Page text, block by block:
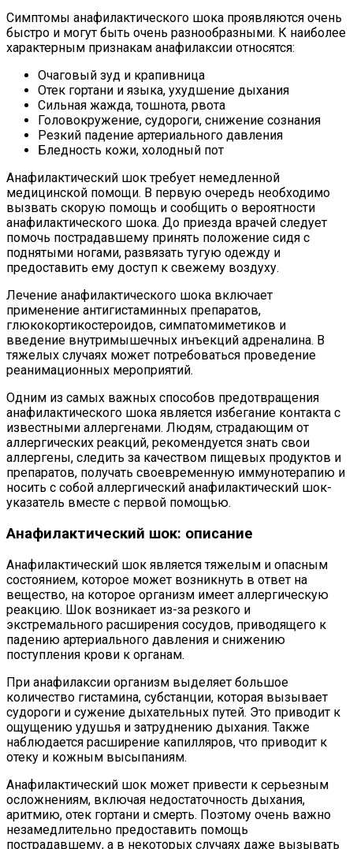
Симптомы анафилактического шока проявляются очень
быстро и могут быть очень разнообразными. К наиболее
характерным признакам анафилаксии относятся:
Очаговый зуд и крапивница
Отек гортани и языка, ухудшение дыхания
Сильная жажда, тошнота, рвота
Головокружение, судороги, снижение сознания
Резкий падение артериального давления
Бледность кожи, холодный пот
Анафилактический шок требует немедленной
медицинской помощи. В первую очередь необходимо
вызвать скорую помощь и сообщить о вероятности
анафилактического шока. До приезда врачей следует
помочь пострадавшему принять положение сидя с
поднятыми ногами, развязать тугую одежду и
предоставить ему доступ к свежему воздуху.
Лечение анафилактического шока включает
применение антигистаминных препаратов,
глюкокортикостероидов, симпатомиметиков и
введение внутримышечных инъекций адреналина. В
тяжелых случаях может потребоваться проведение
реанимационных мероприятий.
Одним из самых важных способов предотвращения
анафилактического шока является избегание контакта с
известными аллергенами. Людям, страдающим от
аллергических реакций, рекомендуется знать свои
аллергены, следить за качеством пищевых продуктов и
препаратов, получать своевременную иммунотерапию и
носить с собой аллергический анафилактический шок-
указатель вместе с первой помощью.
Анафилактический шок: описание
Анафилактический шок является тяжелым и опасным
состоянием, которое может возникнуть в ответ на
вещество, на которое организм имеет аллергическую
реакцию. Шок возникает из-за резкого и
экстремального расширения сосудов, приводящего к
падению артериального давления и снижению
поступления крови к органам.
При анафилаксии организм выделяет большое
количество гистамина, субстанции, которая вызывает
судороги и сужение дыхательных путей. Это приводит к
ощущению удушья и затруднению дыхания. Также
наблюдается расширение капилляров, что приводит к
отеку и кожным высыпаниям.
Анафилактический шок может привести к серьезным
осложнениям, включая недостаточность дыхания,
аритмию, отек гортани и смерть. Поэтому очень важно
незамедлительно предоставить помощь
пострадавшему, а в некоторых случаях даже вызывать